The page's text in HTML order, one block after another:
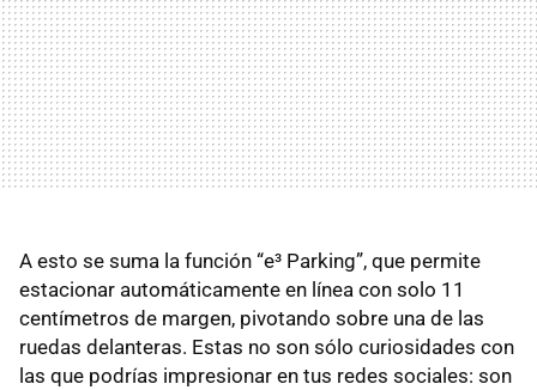
A esto se suma la función “e³ Parking”, que permite
estacionar automáticamente en línea con solo 11
centímetros de margen, pivotando sobre una de las
ruedas delanteras. Estas no son sólo curiosidades con
las que podrías impresionar en tus redes sociales: son